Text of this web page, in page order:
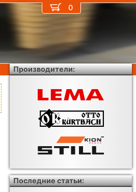
0
Производители:
Последние статьи: